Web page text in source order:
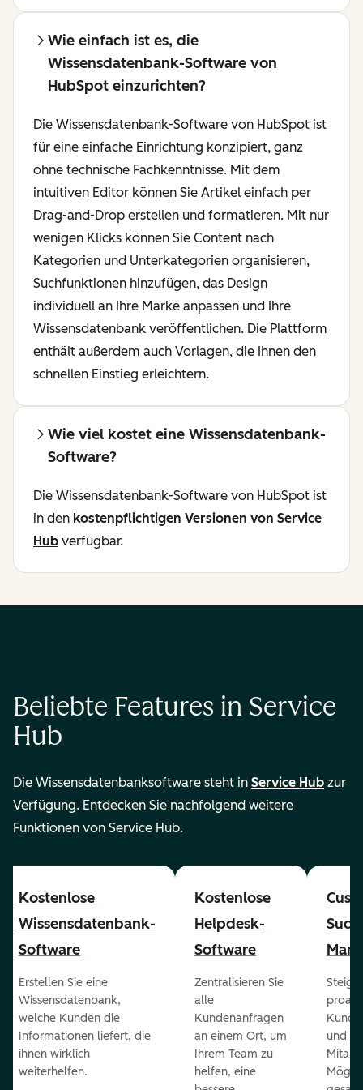
Wie einfach ist es, die
Wissensdatenbank-Software von
HubSpot einzurichten?
Die Wissensdatenbank-Software von HubSpot ist
für eine einfache Einrichtung konzipiert, ganz
ohne technische Fachkenntnisse. Mit dem
intuitiven Editor können Sie Artikel einfach per
Drag-and-Drop erstellen und formatieren. Mit nur
wenigen Klicks können Sie Content nach
Kategorien und Unterkategorien organisieren,
Suchfunktionen hinzufügen, das Design
individuell an Ihre Marke anpassen und Ihre
Wissensdatenbank veröffentlichen. Die Plattform
enthält außerdem auch Vorlagen, die Ihnen den
schnellen Einstieg erleichtern.
Wie viel kostet eine Wissensdatenbank-
Software?
Die Wissensdatenbank-Software von HubSpot ist
in den kostenpflichtigen Versionen von Service
Hub verfügbar.
Beliebte Features in Service
Hub
Die Wissensdatenbanksoftware steht in Service Hub zur
Verfügung. Entdecken Sie nachfolgend weitere
Funktionen von Service Hub.
Kostenlose
Wissensdatenbank-
Software
Erstellen Sie eine
Wissensdatenbank,
welche Kunden die
Informationen liefert, die
ihnen wirklich
weiterhelfen.
Kostenlose
Helpdesk-
Software
Zentralisieren Sie
alle
Kundenanfragen
an einem Ort, um
Ihrem Team zu
helfen, eine
und